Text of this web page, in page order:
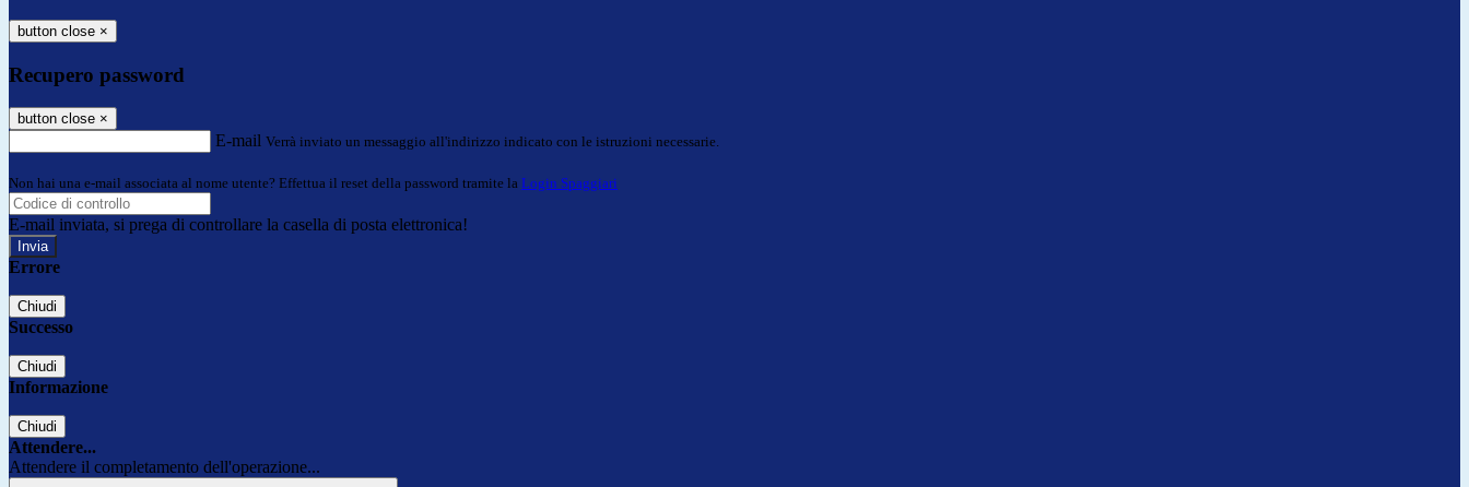
button close ×
Recupero password
button close ×
E-mail Verrà inviato un messaggio all'indirizzo indicato con le istruzioni necessarie.
Non hai una e-mail associata al nome utente? Effettua il reset della password tramite la Login Spaggiari
E-mail inviata, si prega di controllare la casella di posta elettronica!
Errore
Chiudi
Successo
Chiudi
Informazione
Chiudi
Attendere...
Attendere il completamento dell'operazione...